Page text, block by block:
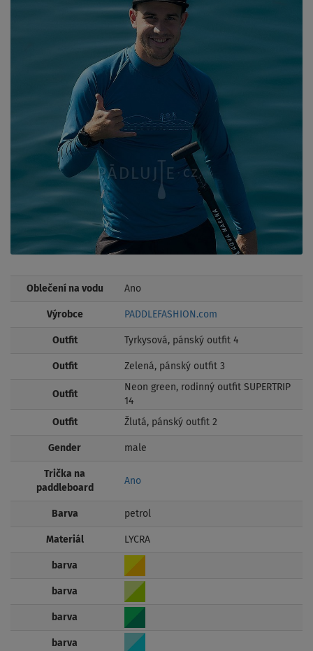
Oblečení na vodu Ano
Výrobce PADDLEFASHION.com
Outfit Tyrkysová, pánský outfit 4
Outfit Zelená, pánský outfit 3
Outfit
Neon green, rodinný outfit SUPERTRIP
14
Outfit Žlutá, pánský outfit 2
Gender male
Trička na
paddleboard
Ano
Barva petrol
Materiál LYCRA
barva
barva
barva
barva